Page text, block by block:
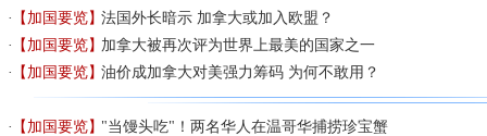
【加国要览】法国外长暗示 加拿大或加入欧盟？
【加国要览】加拿大被再次评为世界上最美的国家之一
【加国要览】油价成加拿大对美强力筹码 为何不敢用？
【加国要览】"当馒头吃"！两名华人在温哥华捕捞珍宝蟹